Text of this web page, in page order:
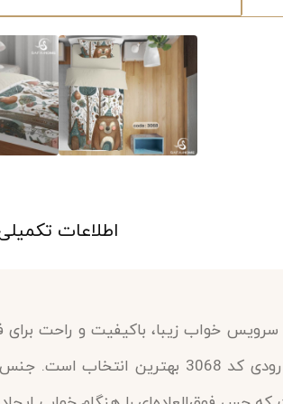
اطلاعات
سرویس خواب زیبا، باکیفیت و راحت
نفره کودک طرح رودی کد 3068